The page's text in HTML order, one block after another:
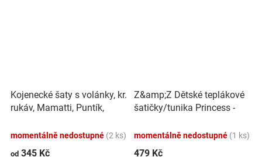
Kojenecké šaty s volánky, kr.
rukáv, Mamatti, Puntík,
momentálně nedostupné (2 ks)
od 345 Kč
Z&amp;Z Dětské teplákové
šatičky/tunika Princess -
momentálně nedostupné (1 ks)
479 Kč